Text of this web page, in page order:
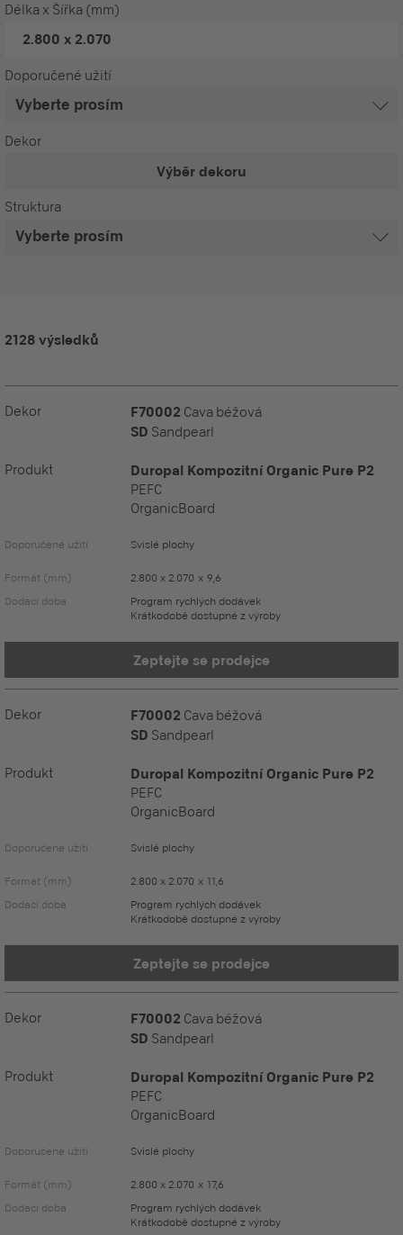
Délka x Šířka (mm)
2.800 x 2.070
Doporučené užití
Dekor
Výběr dekoru
Struktura
2128 výsledků
Dekor F70002 Cava béžová
SD Sandpearl
Produkt Duropal Kompozitní Organic Pure P2
PEFC
OrganicBoard
Doporučené užití Svislé plochy
Formát (mm)
2.800 x 2.070 x 9,6
Dodací doba
Program rychlých dodávek
Krátkodobě dostupné z výroby
Zeptejte se prodejce
Dekor F70002 Cava béžová
SD Sandpearl
Produkt Duropal Kompozitní Organic Pure P2
PEFC
OrganicBoard
Doporučené užití Svislé plochy
Formát (mm)
2.800 x 2.070 x 11,6
Dodací doba
Program rychlých dodávek
Krátkodobě dostupné z výroby
Zeptejte se prodejce
Dekor F70002 Cava béžová
SD Sandpearl
Produkt Duropal Kompozitní Organic Pure P2
PEFC
OrganicBoard
Doporučené užití Svislé plochy
Formát (mm)
2.800 x 2.070 x 17,6
Dodací doba
Program rychlých dodávek
Krátkodobě dostupné z výroby